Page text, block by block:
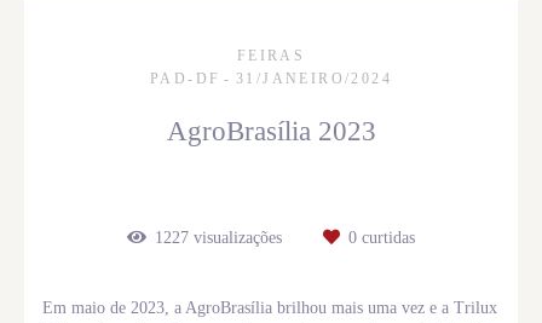
FEIRAS
PAD-DF
31/JANEIRO/2024
AgroBrasília 2023
1227 visualizações 0 curtidas
Em maio de 2023, a AgroBrasília brilhou mais uma vez e a Trilux